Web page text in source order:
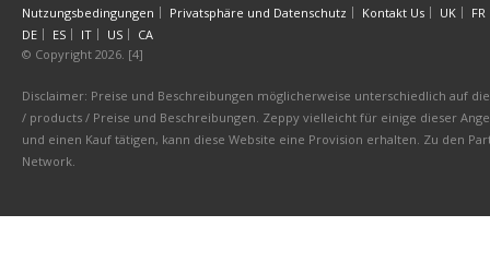
Nutzungsbedingungen Privatsphäre und Datenschutz Kontakt Us UK
FR
DE
ES IT US
CA
© Copyright 2026. [4]
Disclaimer: Preise und Beschreibungen möglicherweise unterschiedlich auf
/ products / Preise und Beschreibungen. Zeppy vielleicht für einige dieser
und einen Kauf tätigen, kann diese Website eine Provision erhalten. Zu den
Network.